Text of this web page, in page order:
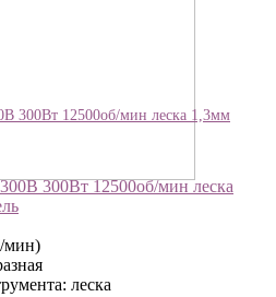
300Вт 12500об/мин леска 1,3мм
300Вт 12500об/мин леска
мин)
леска